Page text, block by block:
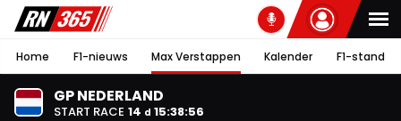
Home F1-nieuws Max Verstappen Kalender F1-stand
GP NEDERLAND
START RACE 14 d 15:38:55